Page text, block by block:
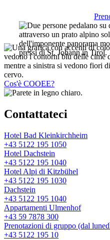
Cos'è COOEE?
Contattateci
Hotel Bad Kleinkirchheim
+43 5122 195 1050
Hotel Dachstein
+43 5122 195 1040
Hotel Alpi di Kitzbühel
+43 5122 195 1030
Dachstein
+43 5122 195 1040
Appartamenti Ulmenhof
+43 59 7878 300
Prenotazioni di gruppo (dal
+43 5122 195 10